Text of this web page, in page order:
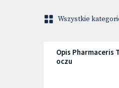
Wszystkie
Opis Pharmaceris
oczu